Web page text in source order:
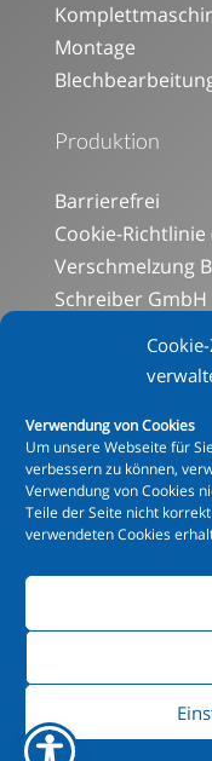
Verwendung von Cookies
Um unsere Webseite für
verbessern zu können,
Verwendung von Cookies
Teile der Seite nicht
verwendeten Cookies
Montage
Produktion
Barrierefrei
Cookie-Richtlinie
Verschmelzung
Schreiber GmbH
Social-Media-
Mechanische
Schweißen
Beschichtung
XXL
© Copyright
Hinweis
IMPRESSUM
|
DATENSCHUTZ